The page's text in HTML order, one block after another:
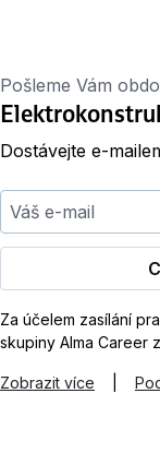
Pošleme Vám
Dostávejte e-
Váš e-mail
Za účelem zasílání
skupiny Alma Career
Zobrazit více